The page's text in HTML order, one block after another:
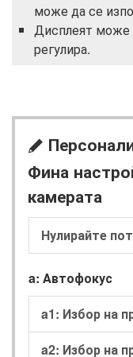
може да се
Дисплеят може
регулира.
A
Фина
камерата
Нулирайте
a: Автофокус
a1: Избор на
a2: Избор на